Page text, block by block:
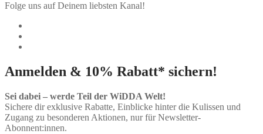
Folge uns auf Deinem liebsten Kanal!
Anmelden & 10% Rabatt* sichern!
Sei dabei – werde Teil der WiDDA Welt!
Sichere dir exklusive Rabatte, Einblicke hinter die Kulissen und
Zugang zu besonderen Aktionen, nur für Newsletter-
Abonnent:innen.